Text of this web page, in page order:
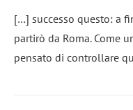
[…] successo questo: a
partirò da Roma. Come
pensato di controllare